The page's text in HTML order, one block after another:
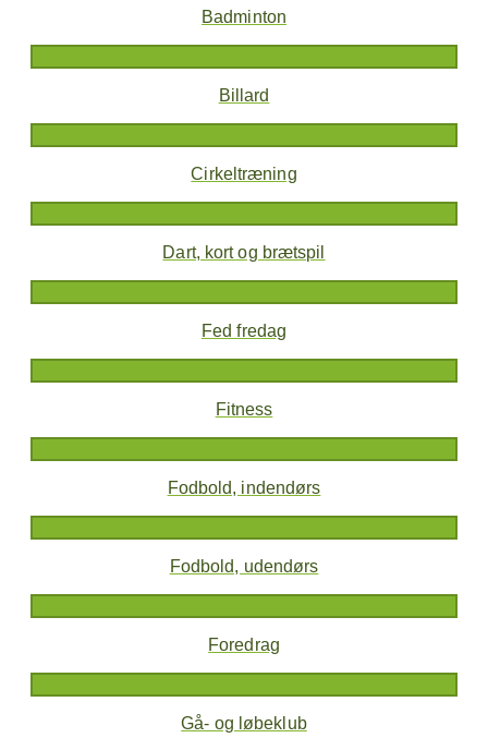
Badminton
Billard
Cirkeltræning
Dart, kort og brætspil
Fed fredag
Fitness
Fodbold, indendørs
Fodbold, udendørs
Foredrag
Gå- og løbeklub